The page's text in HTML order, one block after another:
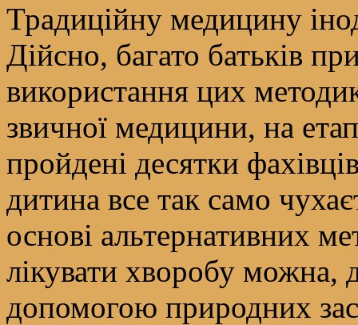
Традиційну медицину
Дійсно, багато батьків
використання цих
звичної медицини, на
пройдені десятки
дитина все так само
основі альтернативних
лікувати хворобу можна,
допомогою природних